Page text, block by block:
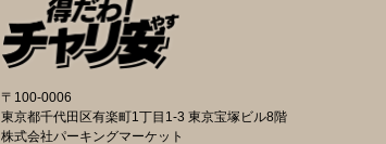
〒100-0006
東京都千代田区有楽町1丁目1-3 東京宝塚ビル8階
株式会社パーキングマーケット